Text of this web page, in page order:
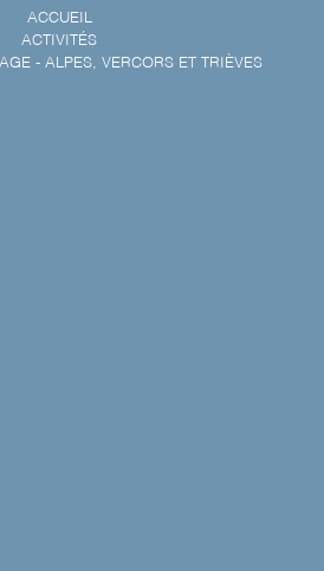
ACCUEIL
ACTIVITÉS
- ALPES, VERCORS ET TRIÈVES